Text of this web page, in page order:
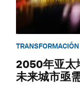
2050年亚太
未来城市亟